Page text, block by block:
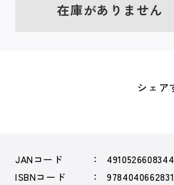
在庫がありません
シェア
JANコード
4910526608344
ISBNコード
9784040662831